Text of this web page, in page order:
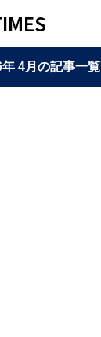
4月の記事一覧